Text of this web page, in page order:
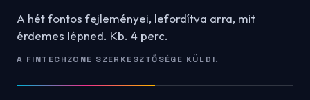
A hét fontos fejleményei, lefordítva arra, mit
érdemes lépned. Kb. 4 perc.
A FINTECHZONE SZERKESZTŐSÉGE KÜLDI.